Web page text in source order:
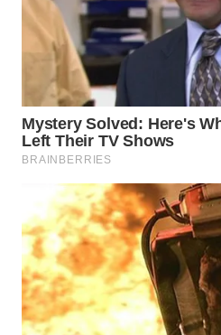
WN
SOLO
WN
BOROBUDUR
MADURA
WN
SURABAYA
WN
NATUNA